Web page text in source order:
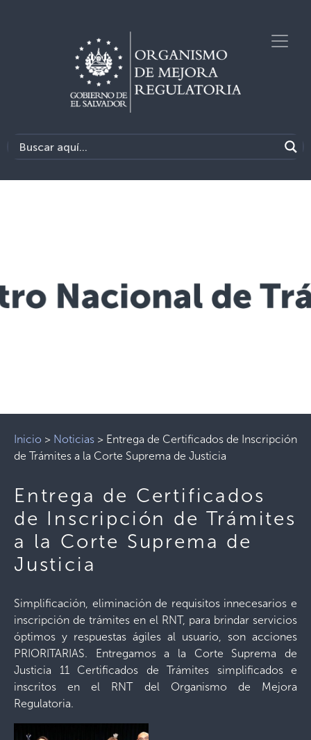
Inicio > Noticias > Entrega de Certificados de Inscripción
de Trámites a la Corte Suprema de Justicia
Entrega de Certificados
de Inscripción de Trámites
a la Corte Suprema de
Justicia
Simplificación, eliminación de requisitos innecesarios e
inscripción de trámites en el RNT, para brindar servicios
óptimos y respuestas ágiles al usuario, son acciones
PRIORITARIAS. Entregamos a la Corte Suprema de
Justicia 11 Certificados de Trámites simplificados e
inscritos en el RNT del Organismo de Mejora
Regulatoria.